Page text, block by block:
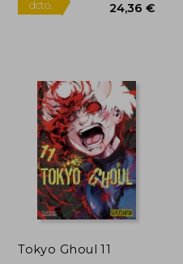
5%
dcto.
Tokyo Ghoul 11